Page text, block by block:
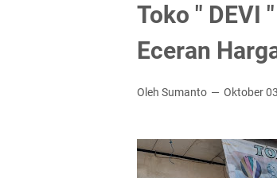
Toko " DEVI
Eceran
Oleh Sumanto Oktober